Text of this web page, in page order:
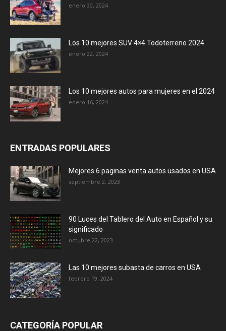
enero 30, 2024
Los 10 mejores SUV 4×4 Todoterreno 2024
enero 22, 2024
Los 10 mejores autos para mujeres en el 2024
enero 16, 2024
ENTRADAS POPULARES
Mejores 6 paginas venta autos usados en USA
septiembre 2, 2023
90 Luces del Tablero del Auto en Español y su
significado
octubre 22, 2023
Las 10 mejores subasta de carros en USA
febrero 19, 2024
CATEGORÍA POPULAR